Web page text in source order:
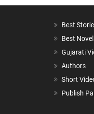
Best
Best
Gujarati
Authors
Short
Publish